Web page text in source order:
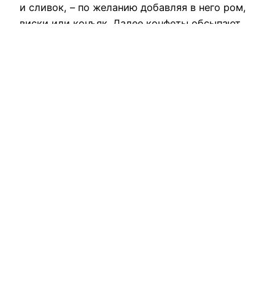
и сливок, – по желанию добавляя в него ром,
виски или конъяк. Далее конфеты обсыпают